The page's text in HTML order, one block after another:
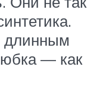
длинным
— как